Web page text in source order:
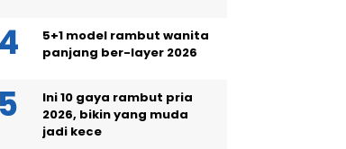
5+1 model rambut wanita
panjang ber-layer 2026
Ini 10 gaya rambut pria
2026, bikin yang muda
jadi kece